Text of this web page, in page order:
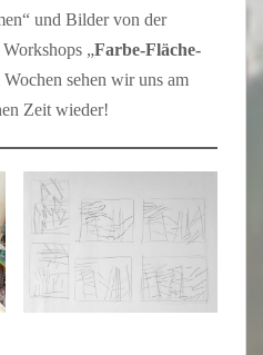
und Bilder von der
„Farbe-Fläche-
sehen wir uns am
Zeit wieder!